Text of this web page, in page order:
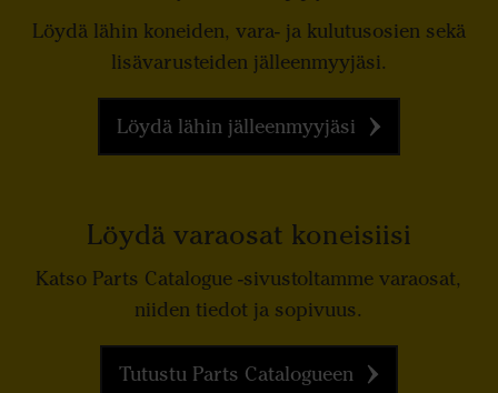
Löydä lähin koneiden, vara- ja kulutusosien sekä
lisävarusteiden jälleenmyyjäsi.
Löydä lähin jälleenmyyjäsi
Löydä varaosat koneisiisi
Katso Parts Catalogue -sivustoltamme varaosat,
niiden tiedot ja sopivuus.
Tutustu Parts Catalogueen